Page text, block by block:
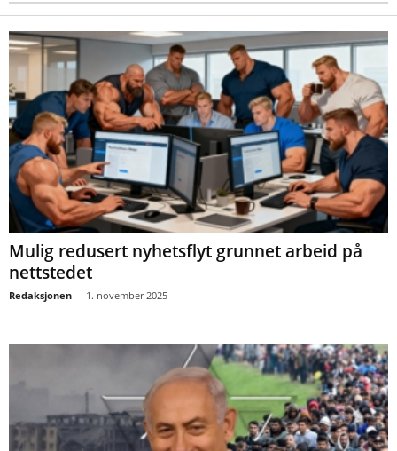
Mulig redusert nyhetsflyt grunnet arbeid på
nettstedet
Redaksjonen - 1. november 2025